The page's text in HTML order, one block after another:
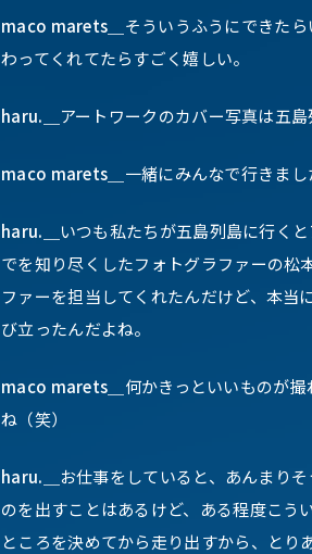
maco marets＿ そういうふうにできた
わってくれてたらすごく嬉しい。
haru.＿ アートワークのカバー写真は五
maco marets＿ 一緒にみんなで行きまし
haru.＿
いつも私たちが五島列島に行く
でを知り尽くしたフォトグラファーの
ファーを担当してくれたんだけど、本当
び立ったんだよね。
maco marets＿ 何かきっといいものが
ね（笑）
haru.＿
お仕事をしていると、あんまり
のを出すことはあるけど、ある程度こう
ところを決めてから走り出すから、と